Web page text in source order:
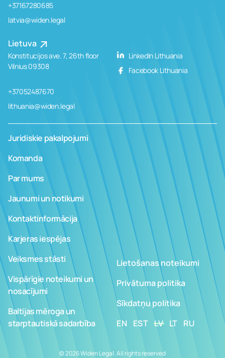
+37167280685
latvia@widen.legal
Lietuva
Konstitucijos ave. 7, 26th floor
Vilnius 09308
+37052487670
lithuania@widen.legal
LinkedIn Lithuania
Facebook Lithuania
Juridiskie pakalpojumi
Komanda
Par mums
Jaunumi un notikumi
Kontaktinformācija
Karjeras iespējas
Veiksmes stāsti
Vispārīgie noteikumi un
nosacījumi
Baltijas mēroga un
starptautiskā sadarbība
Lietošanas noteikumi
Privātuma politika
Sīkdatņu politika
EN EST LV LT RU
© 2026 Widen Legal. All rights reserved